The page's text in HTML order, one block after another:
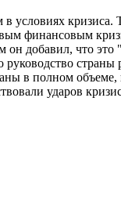
условиях
финансовым
добавил, что
в полном
ударов